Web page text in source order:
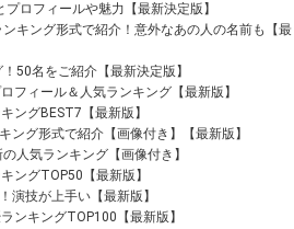
ロフィールや魅力【最新決定版】
ンキング形式で紹介！意外なあの人の名前も【最
50名をご紹介【最新決定版】
フィール＆人気ランキング【最新版】
ングBEST7【最新版】
ング形式で紹介【画像付き】【最新版】
人気ランキング【画像付き】
ングTOP50【最新版】
演技が上手い【最新版】
ンキングTOP100【最新版】